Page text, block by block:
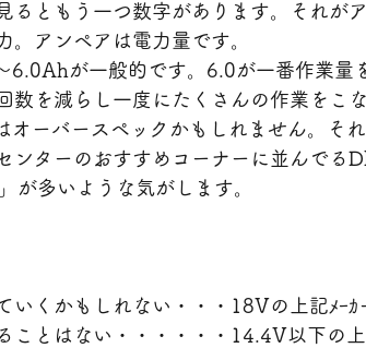
るともう一つ数字があります。それが
。アンペアは電力量です。
6.0Ahが一般的です。6.0が一番作業量
数を減らし一度にたくさんの作業をこ
オーバースペックかもしれません。それ
ンターのおすすめコーナーに並んでる
が多いような気がします。
いくかもしれない・・・18Vの上記ﾒｰｶ
ことはない・・・・・・14.4V以下の上